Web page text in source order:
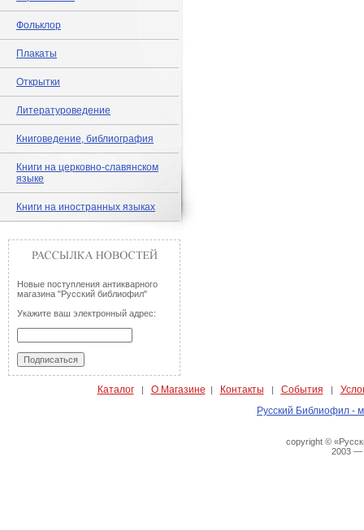
Фольклор
Плакаты
Открытки
Литературоведение
Книговедение, библиография
Книги на церковно-славянском
языке
Книги на иностранных языках
Новые поступления антикварного
магазина "Русский библиофил"
Укажите ваш электронный адрес:
Каталог| О Магазине | Контакты | События |
Русский Библиофил -
copyright ©
2003 —